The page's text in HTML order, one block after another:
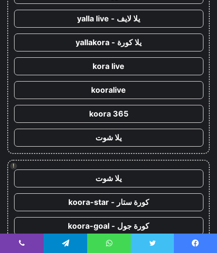
يلا لايف - yalla live
يلا كورة - yallakora
kora live
kooralive
koora 365
يلا شوت
!
يلا شوت
كورة ستار - koora-star
كورة جول - koora-goal
يلا شوت